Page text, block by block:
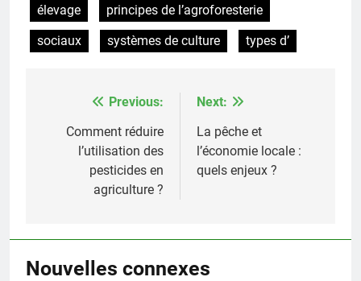
élevage
principes de l’agroforesterie
sociaux
systèmes de culture types d’
navigation
Previous:
Comment réduire
l’utilisation des
pesticides en
agriculture ?
Next:
La pêche et
l’économie locale :
quels enjeux ?
Nouvelles connexes